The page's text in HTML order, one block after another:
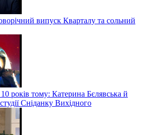
випуск Кварталу та сольний
років тому: Катерина Бєлявська й
Сніданку Вихідного